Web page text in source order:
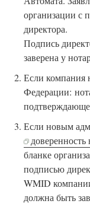
организации с
директора.
Подпись
заверена у
Если компания
Федерации:
Если новым
бланке
подписью
WMID
должна быть